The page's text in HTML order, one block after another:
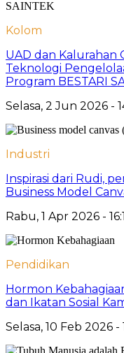
Kolom
UAD dan Kalurahan
Teknologi
Program BESTARI
Selasa, 2 Jun 2026 -
Industri
Inspirasi dari Rudi,
Business Model
Rabu, 1 Apr 2026 -
Pendidikan
Hormon
dan Ikatan Sosial
Selasa, 10 Feb 2026 -